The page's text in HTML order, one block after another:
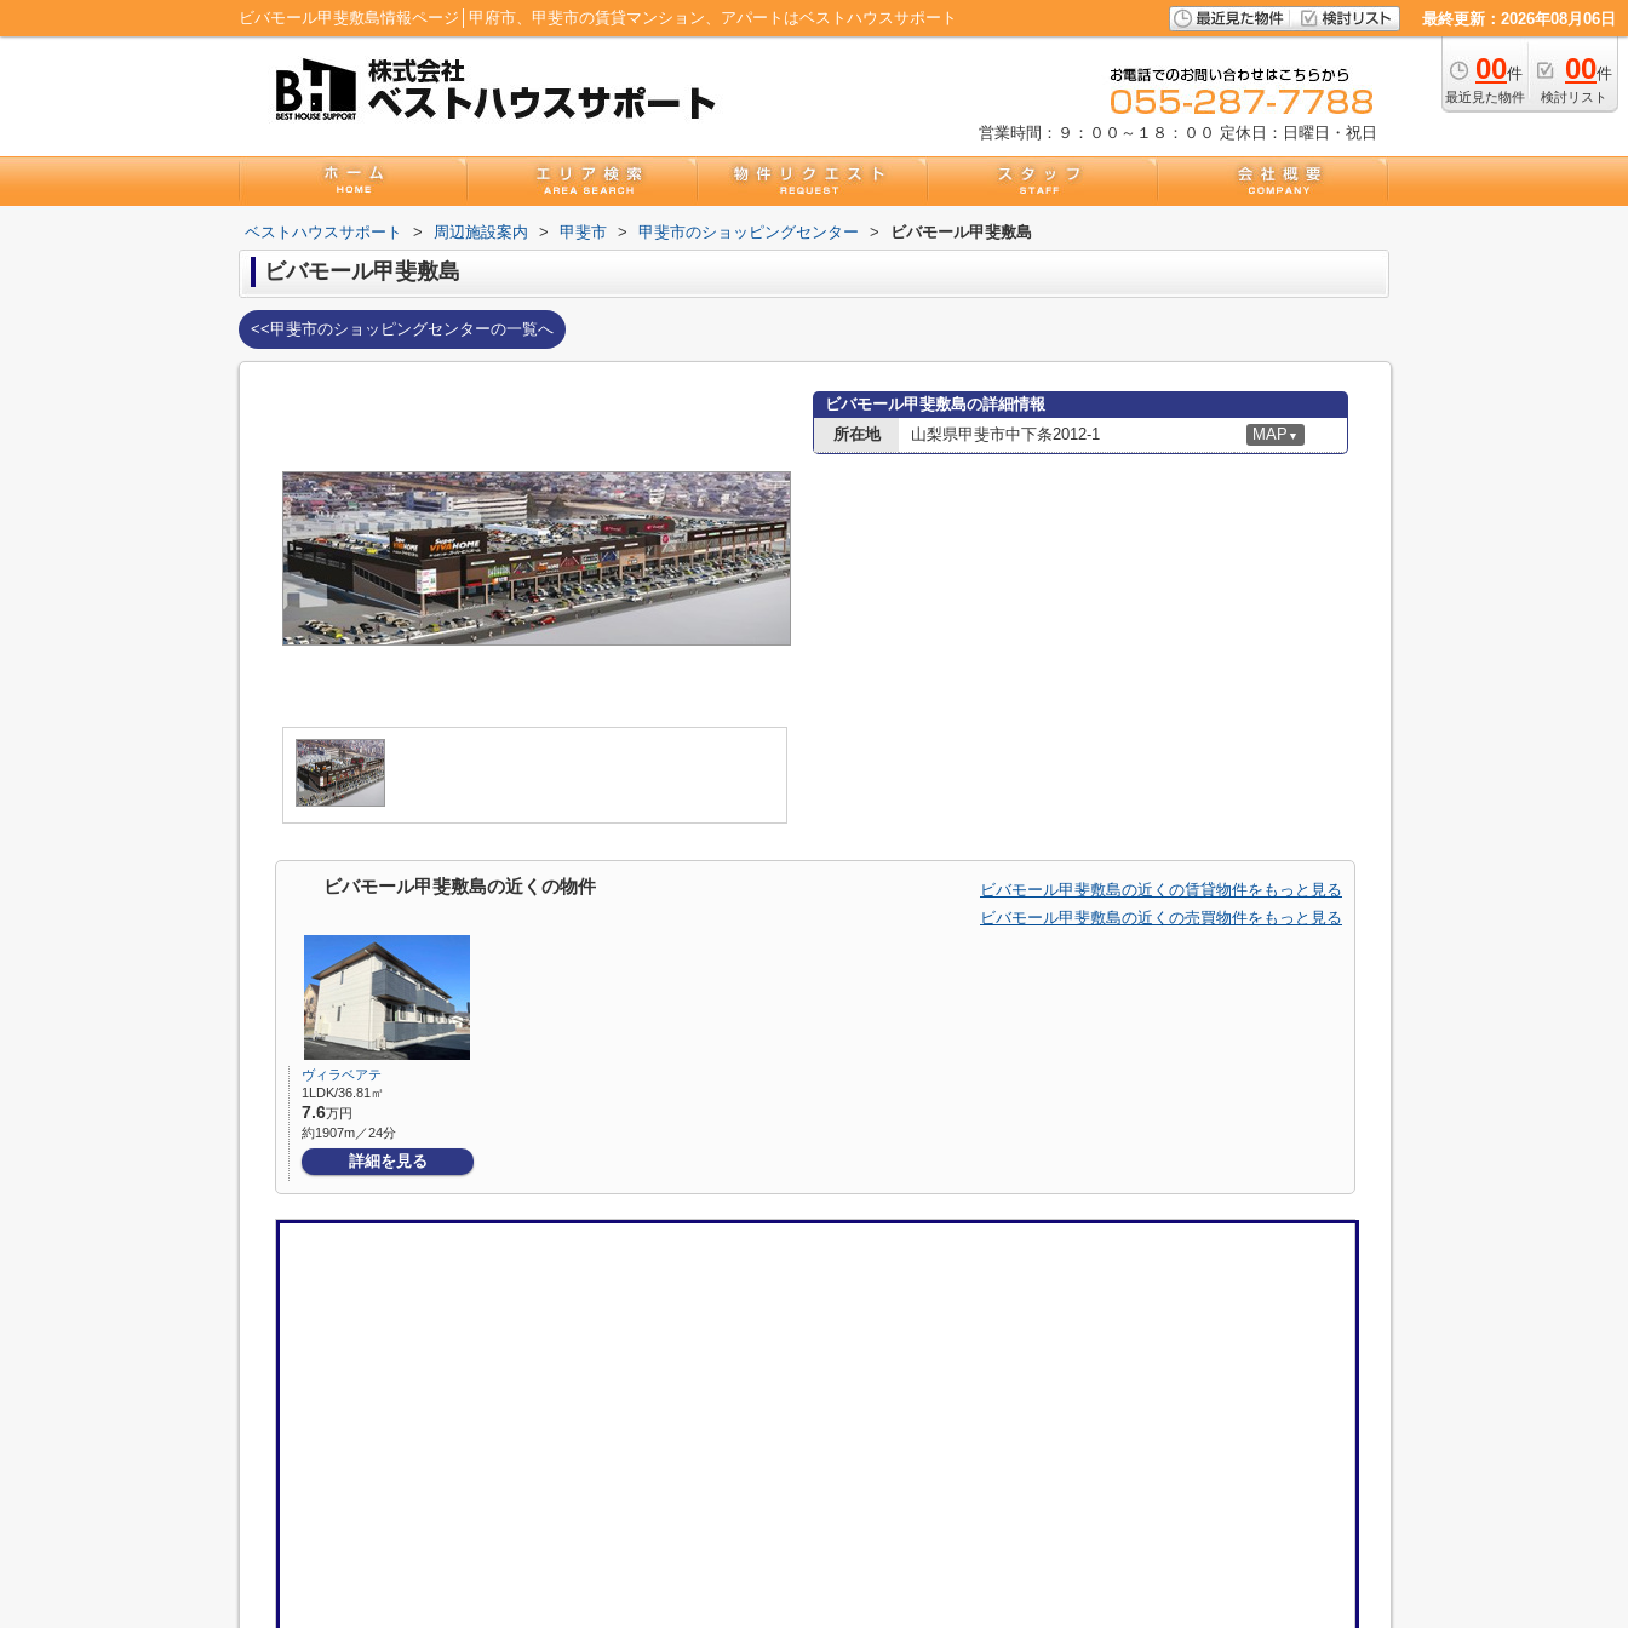
ビバモール甲斐敷島情報ページ│甲府市、甲斐市の賃貸マンション、アパートはベストハウスサポート 最終更新：2026年08月06日
00件
最近見た物件
00件
検討リスト
営業時間：９：００～１８：００ 定休日：日曜日・祝日
ベストハウスサポート > 周辺施設案内 > 甲斐市 > 甲斐市のショッピングセンター > ビバモール甲斐敷島
ビバモール甲斐敷島
<<甲斐市のショッピングセンターの一覧へ
ビバモール甲斐敷島の詳細情報
所在地
山梨県甲斐市中下条2012-1 MAP ▼
ビバモール甲斐敷島の近くの物件
ビバモール甲斐敷島の近くの賃貸物件をもっと見る
ビバモール甲斐敷島の近くの売買物件をもっと見る
ヴィラベアテ
1LDK/36.81㎡
7.6万円
約1907m／24分
詳細を見る